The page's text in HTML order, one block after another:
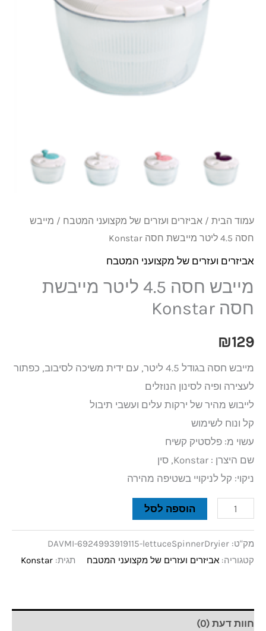
עמוד הבית / אביזרים ועזרים של מקצועני המטבח / מייבש
חסה 4.5 ליטר מייבשת חסה Konstar
אביזרים ועזרים של מקצועני המטבח
מייבש חסה 4.5 ליטר מייבשת
חסה Konstar
₪129
מייבש חסה בגודל 4.5 ליטר, עם ידית משיכה לסיבוב, כפתור
לעצירה ופיה לסינון הנוזלים
לייבוש מהיר של ירקות עלים ועשבי תיבול
קל ונוח לשימוש
עשוי מ: פלסטיק קשיח
שם היצרן : Konstar, סין
ניקוי: קל לניקויי בשטיפה מהירה
הוספה לסל
מק"ט: DAVMI-6924993919115-lettuceSpinnerDryier
קטגוריה: אביזרים ועזרים של מקצועני המטבח תגית: Konstar
חוות דעת (0)